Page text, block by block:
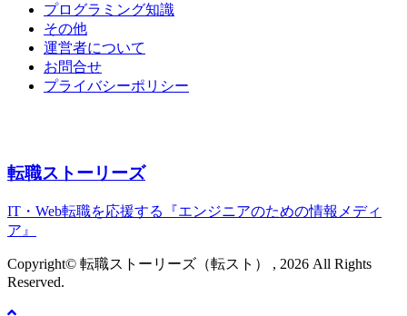
プログラミング知識
その他
運営者について
お問合せ
プライバシーポリシー
転職ストーリーズ
IT・Web転職を応援する『エンジニアのための情報メディ
ア』
Copyright© 転職ストーリーズ（転スト） , 2026 All Rights
Reserved.